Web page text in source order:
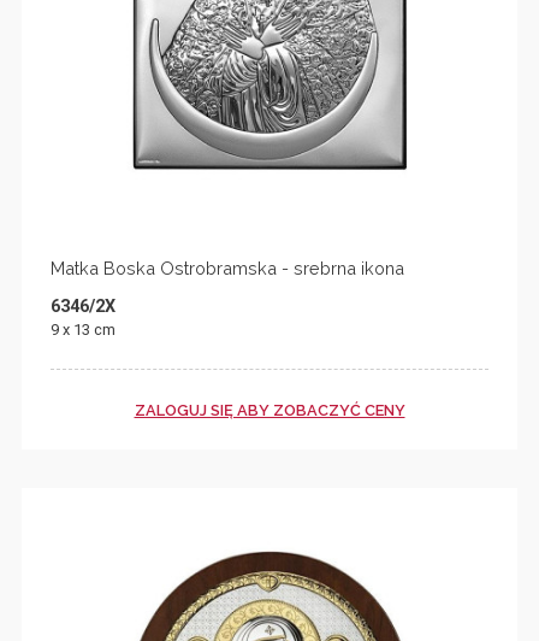
Matka Boska Ostrobramska - srebrna ikona
6346/2X
9 x 13 cm
ZALOGUJ SIĘ ABY ZOBACZYĆ CENY